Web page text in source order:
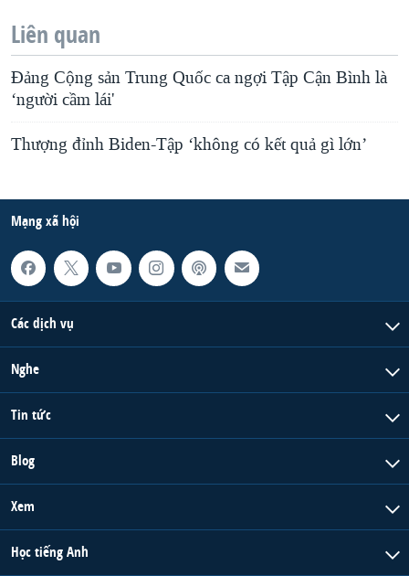
Liên quan
Đảng Cộng sản Trung Quốc ca ngợi Tập Cận Bình là
‘người cầm lái'
Thượng đỉnh Biden-Tập ‘không có kết quả gì lớn’
Mạng xã hội
Các dịch vụ
Nghe
Tin tức
Blog
Xem
Học tiếng Anh